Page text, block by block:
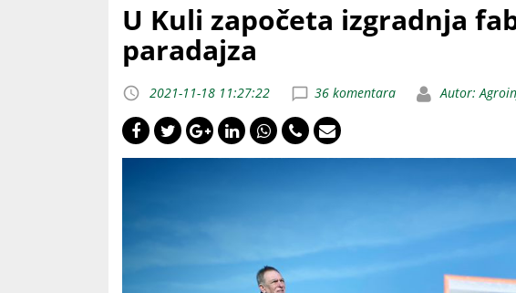
U Kuli započeta izgradnja
paradajza
2021-11-18 11:27:22 36 komentara Autor: